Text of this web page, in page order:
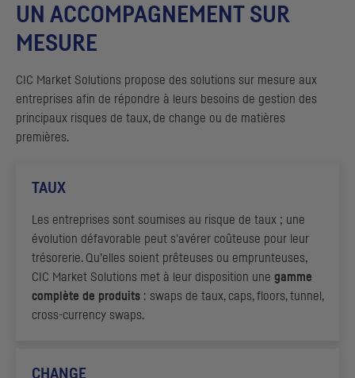
UN ACCOMPAGNEMENT SUR
MESURE
CIC Market Solutions propose des solutions sur mesure aux
entreprises afin de répondre à leurs besoins de gestion des
principaux risques de taux, de change ou de matières
premières.
TAUX
Les entreprises sont soumises au risque de taux ; une
évolution défavorable peut s'avérer coûteuse pour leur
trésorerie. Qu’elles soient prêteuses ou emprunteuses,
CIC Market Solutions met à leur disposition une gamme
complète de produits : swaps de taux, caps, floors, tunnel,
cross-currency swaps.
CHANGE